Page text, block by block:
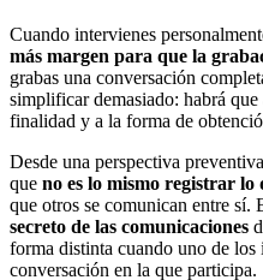
Cuando intervienes
más margen para que la
grabas una conversación
simplificar demasiado: habrá
finalidad y a la forma de
Desde una perspectiva
que no es lo mismo registrar lo
que otros se comunican entre sí.
secreto de las comunicaciones
forma distinta cuando uno de los
conversación en la que participa.